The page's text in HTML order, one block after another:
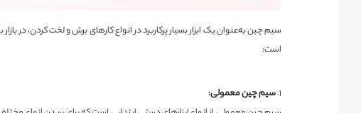
سیم چین به‌عنوان یک ابزار بسیار پرکاربرد در انواع کارهای برش و لخت کردن، در
است:
۱. سیم چین معمولی: